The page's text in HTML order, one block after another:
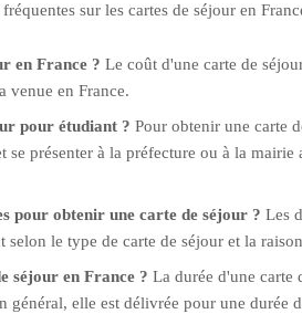
sur les cartes de séjour en
en France ? Le coût d'une carte de
venue en France.
pour étudiant ? Pour obtenir une carte
présenter à la préfecture ou à la mairie
pour obtenir une carte de séjour ? Les
le type de carte de séjour et la
séjour en France ? La durée d'une carte
général, elle est délivrée pour une durée